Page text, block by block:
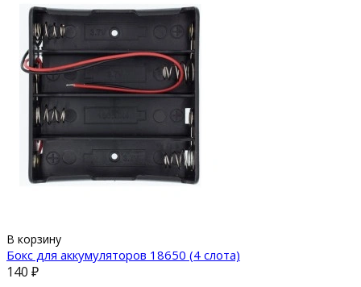
В корзину
Бокс для аккумуляторов 18650 (4 слота)
140 ₽